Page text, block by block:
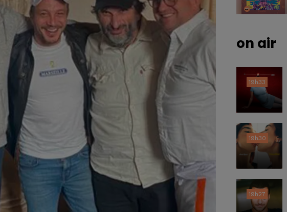
on air
19h33
19h33
19h30
19h30
19h27
19h27